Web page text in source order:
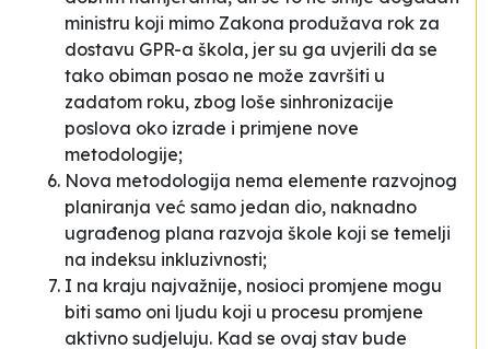
ministru koji mimo Zakona produžava rok za
dostavu GPR-a škola, jer su ga uvjerili da se
tako obiman posao ne može završiti u
zadatom roku, zbog loše sinhronizacije
poslova oko izrade i primjene nove
metodologije;
Nova metodologija nema elemente razvojnog
planiranja već samo jedan dio, naknadno
ugrađenog plana razvoja škole koji se temelji
na indeksu inkluzivnosti;
I na kraju najvažnije, nosioci promjene mogu
biti samo oni ljudu koji u procesu promjene
aktivno sudjeluju. Kad se ovaj stav bude